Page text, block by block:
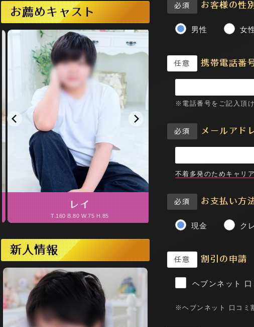
必須 お客様の性別
男性 女
任意 携帯電話番
※電話番号をご記入頂
必須 メールアド
不着多発のためキャリ
必須 お支払い方
現金 ク
任意 割引の申請
ヘブンネット 口
※ヘブンネット 口コミ
お薦めキャスト
レイ
T.160 B.80 W.75 H.85
レオ
新人情報